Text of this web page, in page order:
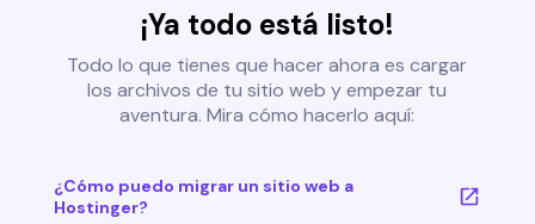
¡Ya todo está listo!
Todo lo que tienes que hacer ahora es cargar
los archivos de tu sitio web y empezar tu
aventura. Mira cómo hacerlo aquí:
¿Cómo puedo migrar un sitio web a
Hostinger?